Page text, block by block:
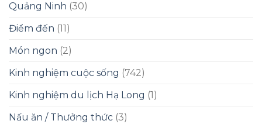
Quảng Ninh (30)
Điểm đến (11)
Món ngon (2)
Kinh nghiệm cuộc sống (742)
Kinh nghiệm du lịch Hạ Long (1)
Nấu ăn / Thưởng thức (3)